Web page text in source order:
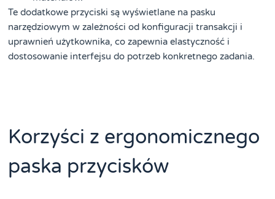
Te dodatkowe przyciski są wyświetlane na pasku
narzędziowym w zależności od konfiguracji transakcji i
uprawnień użytkownika, co zapewnia elastyczność i
dostosowanie interfejsu do potrzeb konkretnego zadania.
Korzyści z ergonomicznego
paska przycisków